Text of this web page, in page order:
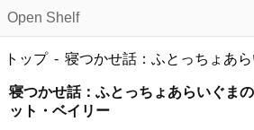
Open Shelf
トップ 寝つかせ話：ふとっちょあ
寝つかせ話：ふとっちょあらいぐま
ット・ベイリー